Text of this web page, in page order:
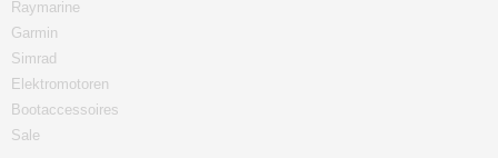
Raymarine
Garmin
Simrad
Elektromotoren
Bootaccessoires
Sale